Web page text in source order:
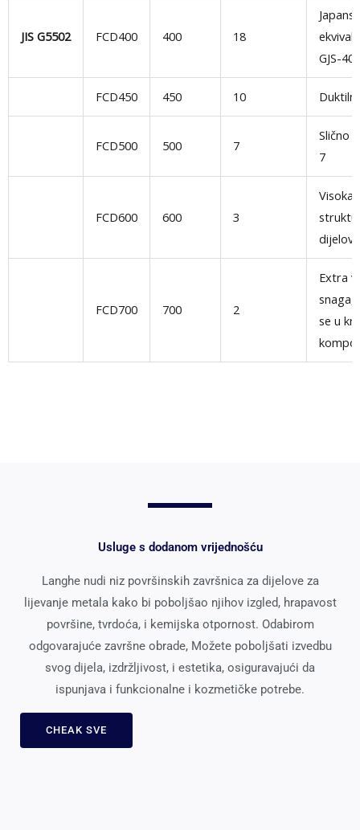
JIS G5502 FCD400 400 18
GJS-
FCD450 450 10
FCD500 500 7
Slično
7
FCD600 600 3
Visoka
dijelovi
FCD700 700 2
Extra
snaga,
se u
Usluge s dodanom vrijednošću
Langhe nudi niz površinskih završnica za dijelove za
lijevanje metala kako bi poboljšao njihov izgled, hrapavost
površine, tvrdoća, i kemijska otpornost. Odabirom
odgovarajuće završne obrade, Možete poboljšati izvedbu
svog dijela, izdržljivost, i estetika, osiguravajući da
ispunjava i funkcionalne i kozmetičke potrebe.
CHEAK SVE